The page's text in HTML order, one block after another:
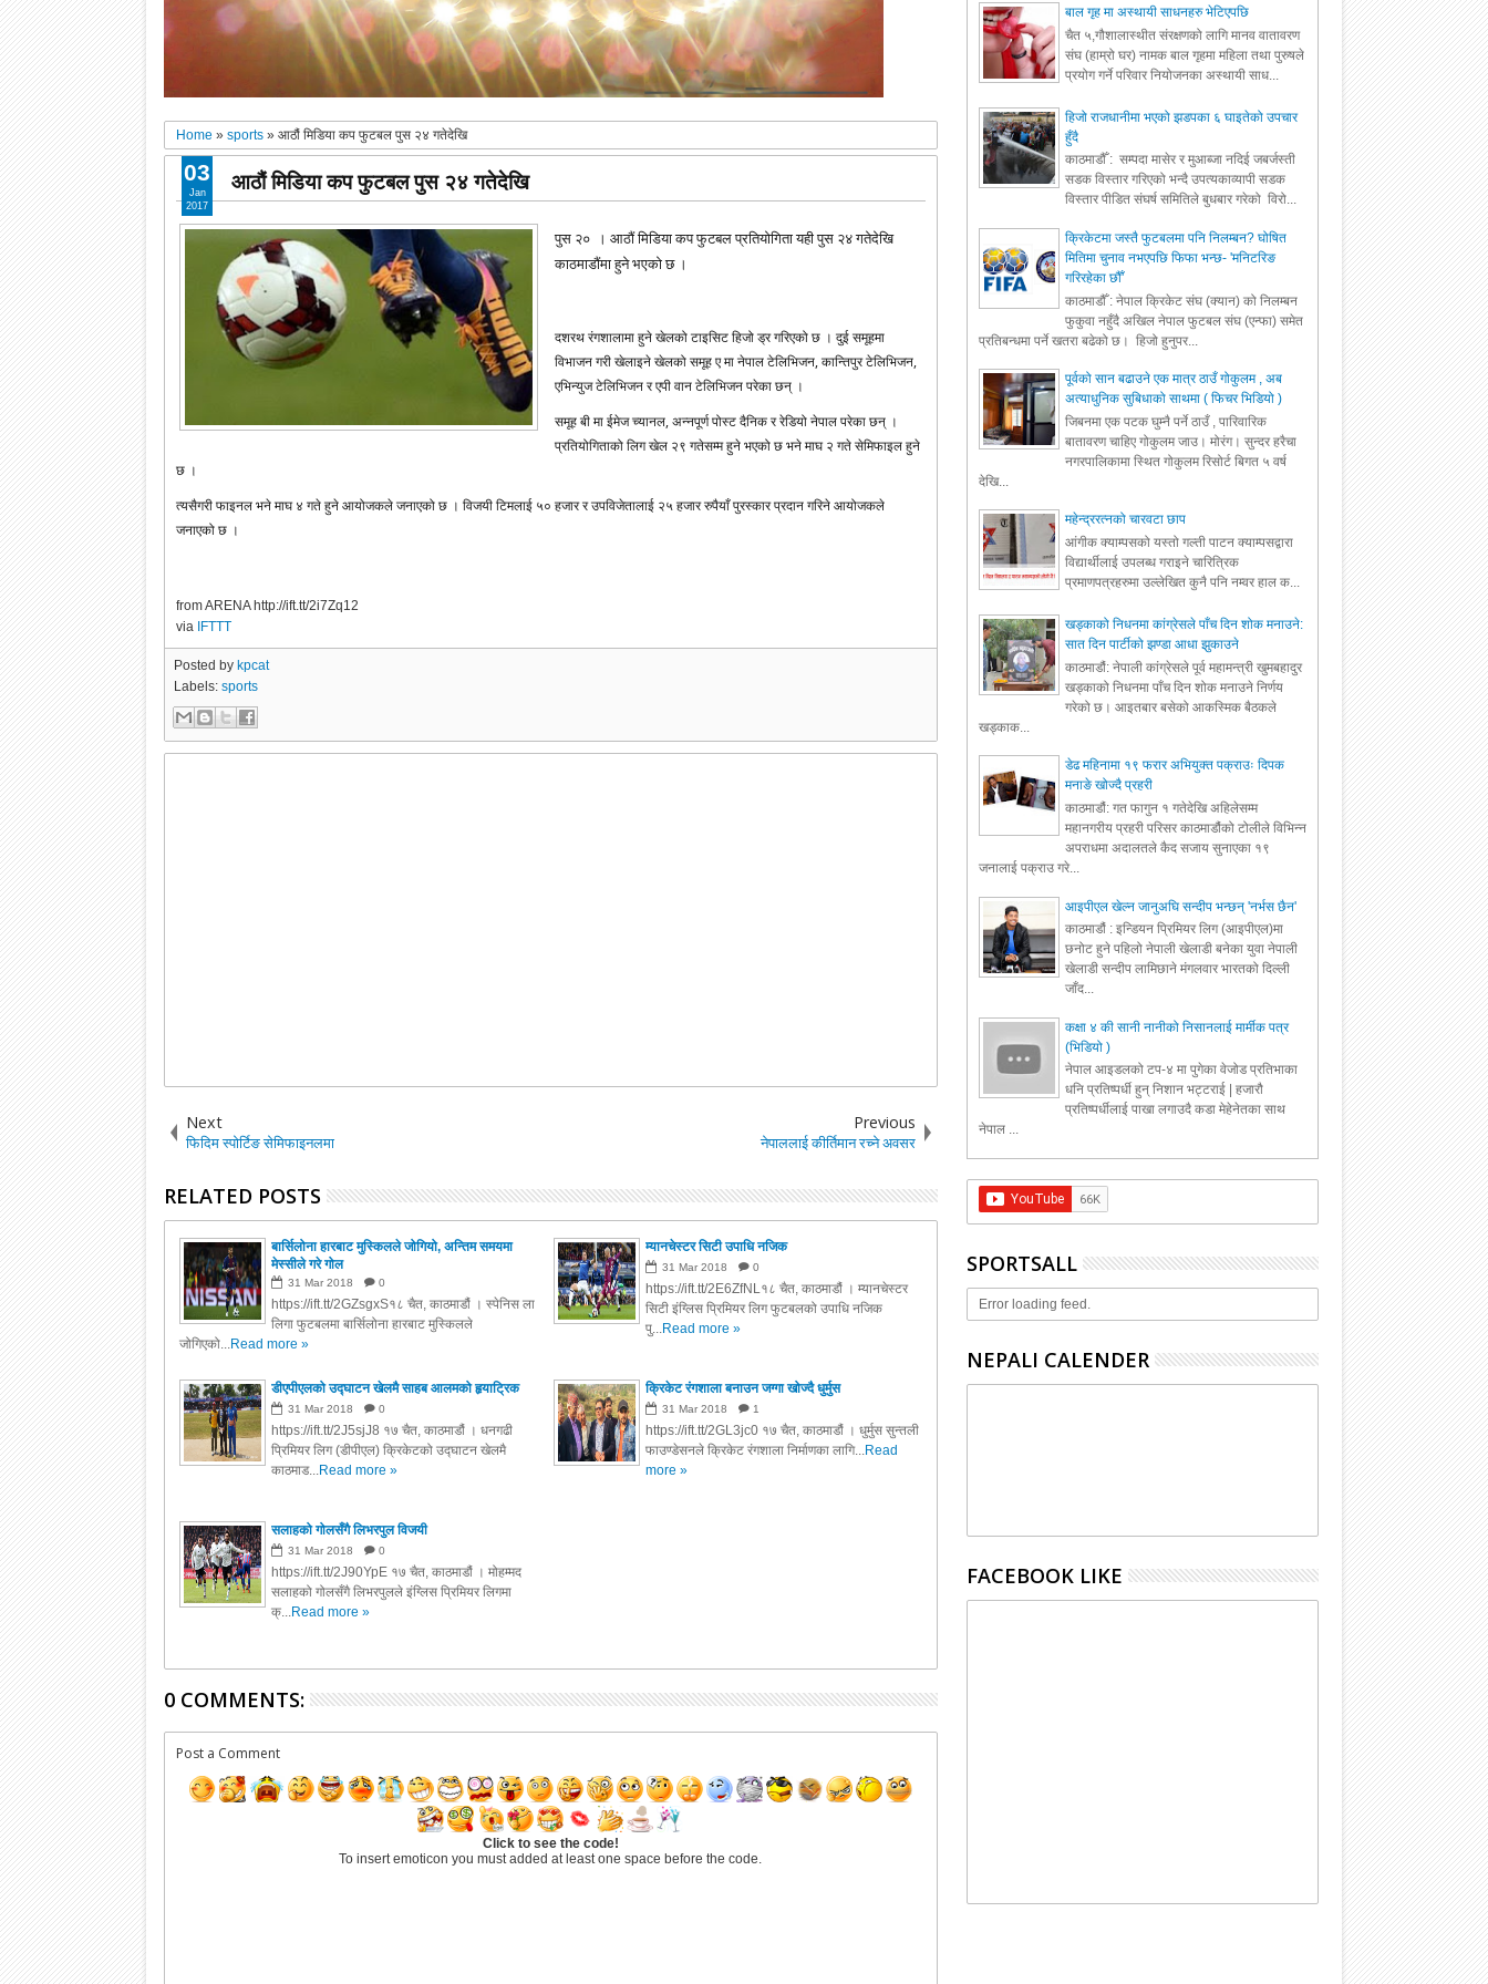
Home »sports »आठौं मिडिया कप फुटबल पुस २४ गतेदेखि
आठौं मिडिया कप फुटबल पुस २४ गतेदेखि
पुस २० । आठौं मिडिया कप फुटबल प्रतियोगिता यही पुस २४ गतेदेखि
काठमाडौंमा हुने भएको छ ।
दशरथ रंगशालामा हुने खेलको टाइसिट हिजो ड्र गरिएको छ । दुई समूहमा
विभाजन गरी खेलाइने खेलको समूह ए मा नेपाल टेलिभिजन, कान्तिपुर टेलिभिजन,
एभिन्युज टेलिभिजन र एपी वान टेलिभिजन परेका छन् ।
समूह बी मा ईमेज च्यानल, अन्नपूर्ण पोस्ट दैनिक र रेडियो नेपाल परेका छन् ।
प्रतियोगिताको लिग खेल २९ गतेसम्म हुने भएको छ भने माघ २ गते सेमिफाइल हुने
छ ।
त्यसैगरी फाइनल भने माघ ४ गते हुने आयोजकले जनाएको छ । विजयी टिमलाई ५० हजार र उपविजेतालाई २५ हजार रुपैयाँ पुरस्कार प्रदान गरिने आयोजकले
जनाएको छ ।
from ARENA http://ift.tt/2i7Zq12
via IFTTT
03
Jan
2017
Posted by kpcat
Labels:sports
Next
फिदिम स्पोर्टिङ सेमिफाइनलमा
Previous
नेपाललाई कीर्तिमान रच्ने अवसर
RELATED POSTS
बार्सिलोना हारबाट मुस्किलले जोगियो, अन्तिम समयमा
मेस्सीले गरे गोल
31 Mar 2018 0
https://ift.tt/2GZsgxS१८ चैत, काठमाडौं । स्पेनिस ला
लिगा फुटबलमा बार्सिलोना हारबाट मुस्किलले
जोगिएको...Read more »
म्यानचेस्टर सिटी उपाधि नजिक
31 Mar 2018 0
https://ift.tt/2E6ZfNL१८ चैत, काठमाडौं । म्यानचेस्टर
सिटी इंग्लिस प्रिमियर लिग फुटबलको उपाधि नजिक
पु...Read more »
डीएपीएलको उद्घाटन खेलमै साहब आलमको हृयाट्रिक
31 Mar 2018 0
https://ift.tt/2J5sjJ8 १७ चैत, काठमाडौं । धनगढी
प्रिमियर लिग (डीपीएल) क्रिकेटको उद्घाटन खेलमै
काठमाड...Read more »
क्रिकेट रंगशाला बनाउन जग्गा खोज्दै धुर्मुस
31 Mar 2018 1
https://ift.tt/2GL3jc0 १७ चैत, काठमाडौं । धुर्मुस सुन्तली
फाउण्डेसनले क्रिकेट रंगशाला निर्माणका लागि...Read
more »
सलाहको गोलसँगै लिभरपुल विजयी
31 Mar 2018 0
https://ift.tt/2J90YpE १७ चैत, काठमाडौं । मोहम्मद
सलाहको गोलसँगै लिभरपुलले इंग्लिस पि्रमियर लिगमा
क्...Read more »
0 COMMENTS:
Post a Comment
Click to see the code!
To insert emoticon you must added at least one space before the code.
बाल गृह मा अस्थायी साधनहरु भेटिएपछि
चैत ५,गौशालास्थीत संरक्षणको लागि मानव वातावरण
संघ (हाम्रो घर) नामक बाल गृहमा महिला तथा पुरुषले
प्रयोग गर्ने परिवार नियोजनका अस्थायी साध...
हिजो राजधानीमा भएको झडपका ६ घाइतेको उपचार
हुँदै
काठमाडौँ : सम्पदा मासेर र मुआब्जा नदिई जबर्जस्ती
सडक विस्तार गरिएको भन्दै उपत्यकाव्यापी सडक
विस्तार पीडित संघर्ष समितिले बुधबार गरेको विरो...
क्रिकेटमा जस्तै फुटबलमा पनि निलम्बन? घोषित
मितिमा चुनाव नभएपछि फिफा भन्छ- 'मनिटरिङ
गरिरहेका छौँ'
काठमाडौँ : नेपाल क्रिकेट संघ (क्यान) को निलम्बन
फुकुवा नहुँदै अखिल नेपाल फुटबल संघ (एन्फा) समेत
प्रतिबन्धमा पर्ने खतरा बढेको छ। हिजो हुनुपर...
पूर्वको सान बढाउने एक मात्र ठाउँ गोकुलम , अब
अत्याधुनिक सुबिधाको साथमा ( फिचर भिडियो )
जिबनमा एक पटक घुम्नै पर्ने ठाउँ , पारिवारिक
बातावरण चाहिए गोकुलम जाउ। मोरंग। सुन्दर हरैचा
नगरपालिकामा स्थित गोकुलम रिसोर्ट बिगत ५ वर्ष
देखि...
महेन्द्ररत्नको चारवटा छाप
आंगीक क्याम्पसको यस्तो गल्ती पाटन क्याम्पसद्वारा
विद्यार्थीलाई उपलब्ध गराइने चारित्रिक
प्रमाणपत्रहरुमा उल्लेखित कुनै पनि नम्वर हाल क...
खड्काको निधनमा कांग्रेसले पाँच दिन शोक मनाउने:
सात दिन पार्टीको झण्डा आधा झुकाउने
काठमाडौं: नेपाली कांग्रेसले पूर्व महामन्त्री खुमबहादुर
खड्काको निधनमा पाँच दिन शोक मनाउने निर्णय
गरेको छ। आइतबार बसेको आकस्मिक बैठकले
खड्काक...
डेढ महिनामा १९ फरार अभियुक्त पक्राउः दिपक
मनाङे खोज्दै प्रहरी
काठमाडौं: गत फागुन १ गतेदेखि अहिलेसम्म
महानगरीय प्रहरी परिसर काठमाडौंको टोलीले विभिन्न
अपराधमा अदालतले कैद सजाय सुनाएका १९
जनालाई पक्राउ गरे...
आइपीएल खेल्न जानुअघि सन्दीप भन्छन् 'नर्भस छैन'
काठमाडौं : इन्डियन प्रिमियर लिग (आइपीएल)मा
छनोट हुने पहिलो नेपाली खेलाडी बनेका युवा नेपाली
खेलाडी सन्दीप लामिछाने मंगलवार भारतको दिल्ली
जाँद...
कक्षा ४ की सानी नानीको निसानलाई मार्मीक पत्र
(भिडियो )
नेपाल आइडलको टप-४ मा पुगेका वेजोड प्रतिभाका
धनि प्रतिष्पर्धी हुन् निशान भट्टराई | हजारौ
प्रतिष्पर्धीलाई पाखा लगाउदै कडा मेहेनेतका साथ
नेपाल ...
SPORTSALL
Error loading feed.
NEPALI CALENDER
FACEBOOK LIKE